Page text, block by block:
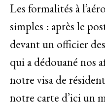
Les formalités à
simples : après le
devant un officier
qui a dédouané nos
notre visa de
notre carte d’ici un